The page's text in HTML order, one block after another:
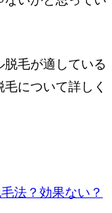
毛が適している
について詳しく
法？効果ない？